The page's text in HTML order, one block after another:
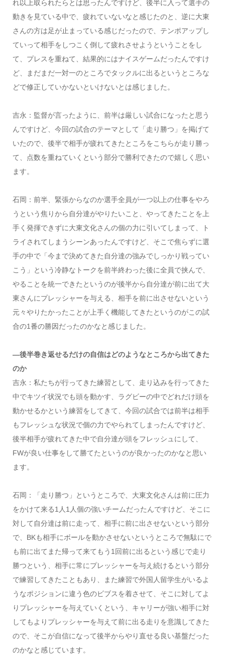
れ以上取られたらとは思ったんですけど、後半に入って選手の
動きを見ている中で、疲れていないなと感じたのと、逆に大東
さんの方は足が止まっている感じだったので、テンポアップし
ていって相手をしつこく倒して疲れさせようということをし
て、プレスを重ねて、結果的にはナイスゲームだったんですけ
ど、まだまだ一対一のところでタックルに出るというところな
どで修正していかないといけないとは感じました。
吉永：監督が言ったように、前半は厳しい試合になったと思う
んですけど、今回の試合のテーマとして「走り勝つ」を掲げて
いたので、後半で相手が疲れてきたところをこちらが走り勝っ
て、点数を重ねていくという部分で勝利できたので嬉しく思い
ます。
石岡：前半、緊張からなのか選手全員が一つ以上の仕事をやろ
うという焦りから自分達がやりたいこと、やってきたことを上
手く発揮できずに大東文化さんの個の力に引いてしまって、ト
ライされてしまうシーンあったんですけど、そこで焦らずに選
手の中で「今まで決めてきた自分達の強みでしっかり戦ってい
こう」という冷静なトークを前半終わった後に全員で挟んで、
やることを統一できたというのが後半から自分達が前に出て大
東さんにプレッシャーを与える、相手を前に出させないという
元々やりたかったことが上手く機能してきたというのがこの試
合の1番の勝因だったのかなと感じました。
—後半巻き返せるだけの自信はどのようなところから出てきた
のか
吉永：私たちが行ってきた練習として、走り込みを行ってきた
中でキツイ状況でも頭を動かす、ラグビーの中でどれだけ頭を
動かせるかという練習をしてきて、今回の試合では前半は相手
もフレッシュな状況で個の力でやられてしまったんですけど、
後半相手が疲れてきた中で自分達が頭をフレッシュにして、
FWが良い仕事をして勝てたというのが良かったのかなと思い
ます。
石岡：「走り勝つ」というところで、大東文化さんは前に圧力
をかけて来る1人1人個の強いチームだったんですけど、そこに
対して自分達は前に走って、相手に前に出させないという部分
で、BKも相手にボールを動かさせないというところで無駄にで
も前に出てまた帰って来てもう1回前に出るという感じで走り
勝つという、相手に常にプレッシャーを与え続けるという部分
で練習してきたこともあり、また練習で外国人留学生がいるよ
うなポジションに違う色のビブスを着させて、そこに対してよ
りプレッシャーを与えていくという、キャリーが強い相手に対
してもよりプレッシャーを与えて前に出る走りを意識してきた
ので、そこが自信になって後半からやり直せる良い基盤だった
のかなと感じています。